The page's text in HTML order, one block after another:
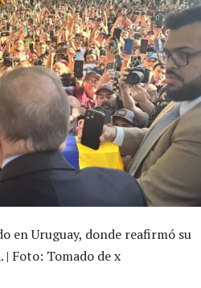
en Uruguay, donde reafirmó su
| Foto: Tomado de x